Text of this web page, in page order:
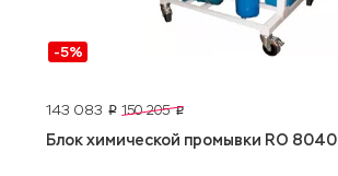
-5%
143 083 p 150 205 p
Блок химической промывки RO 8040